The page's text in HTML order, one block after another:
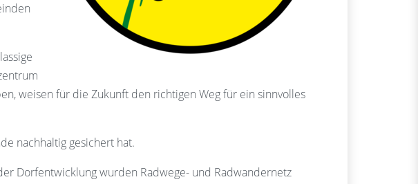
weisen für die Zukunft den richtigen Weg für ein sinnvolles
nachhaltig gesichert hat.
Dorfentwicklung wurden Radwege- und Radwandernetz